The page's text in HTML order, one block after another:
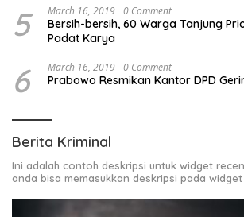
5 March 16, 2019 0 Comment
Bersih-bersih, 60 Warga Tanjung
Padat Karya
6 March 16, 2019 0 Comment
Prabowo Resmikan Kantor DPD
Berita Kriminal
Ini adalah contoh deskripsi untuk widget
anda bisa memasukkan deskripsi pada widget